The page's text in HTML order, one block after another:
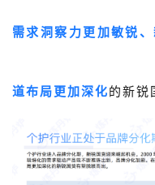
需求洞察力更加敏锐
道布局更加深化的新锐